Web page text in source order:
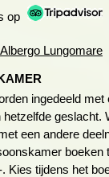
Manorola
op
Albergo Lungomare
ingedeeld met
geslacht.
een andere
boeken
Kies tijdens het